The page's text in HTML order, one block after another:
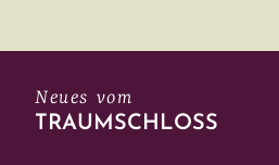
Neues vom
TRAUMSCHLOSS